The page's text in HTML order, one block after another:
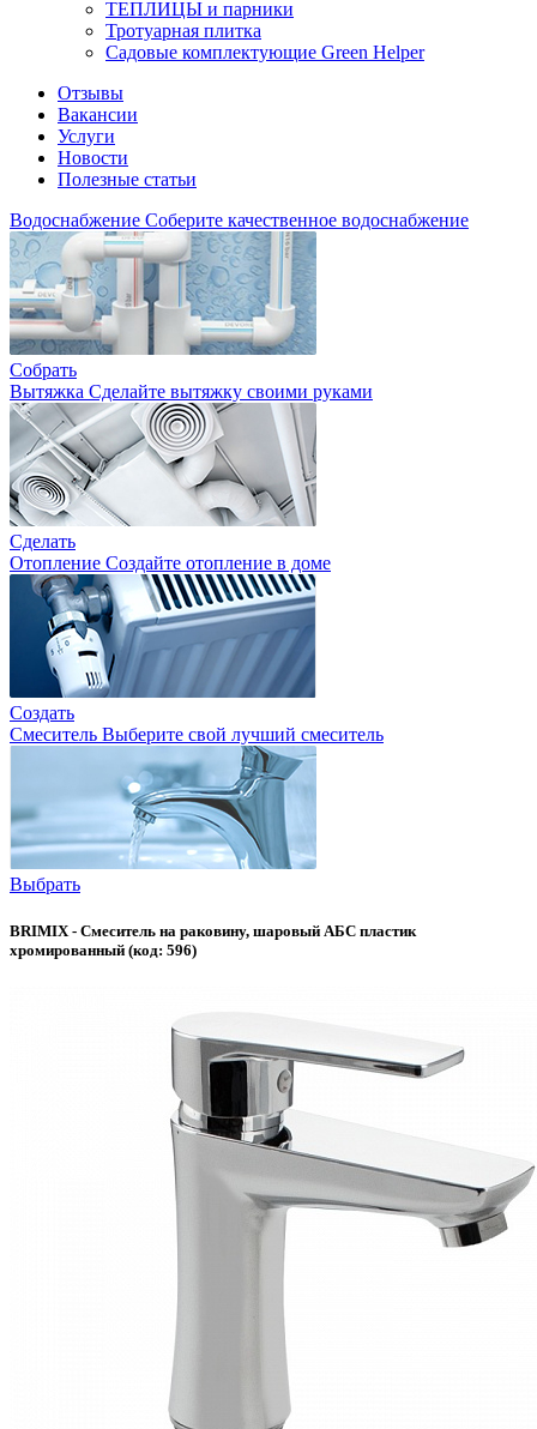
ТЕПЛИЦЫ и парники
Тротуарная плитка
Садовые комплектующие Green Helper
Отзывы
Вакансии
Услуги
Новости
Полезные статьи
Водоснабжение Соберите качественное водоснабжение
Собрать
Вытяжка Сделайте вытяжку своими руками
Сделать
Отопление Создайте отопление в доме
Создать
Смеситель Выберите свой лучший смеситель
Выбрать
BRIMIX - Смеситель на раковину, шаровый АБС пластик
хромированный (код: 596)